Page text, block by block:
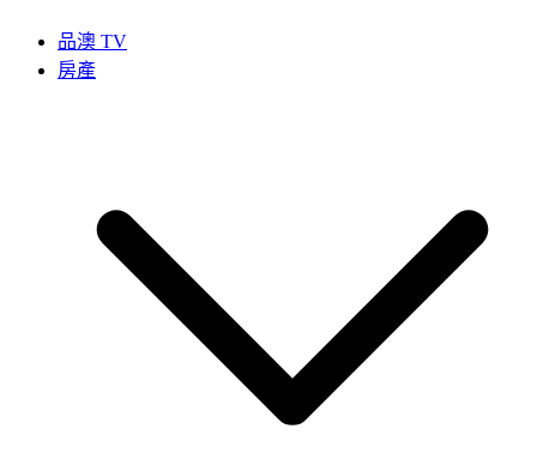
品澳 TV
房產